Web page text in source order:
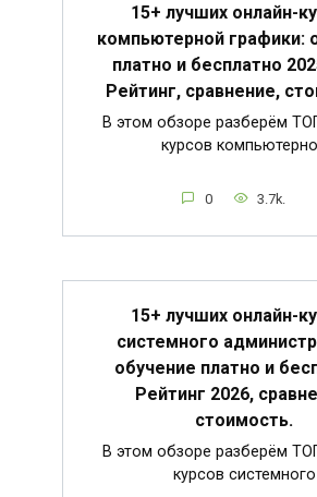
15+ лучших онлайн-
компьютерной графики:
платно и бесплатно
Рейтинг, сравнение,
В этом обзоре разберём
курсов
0 3.7k.
15+ лучших онлайн-
системного
обучение платно и
Рейтинг 2026,
стоимость.
В этом обзоре разберём
курсов системного